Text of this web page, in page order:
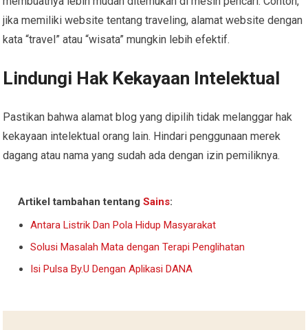
jika memiliki website tentang traveling, alamat website dengan
kata “travel” atau “wisata” mungkin lebih efektif.
Lindungi Hak Kekayaan Intelektual
Pastikan bahwa alamat blog yang dipilih tidak melanggar hak
kekayaan intelektual orang lain. Hindari penggunaan merek
dagang atau nama yang sudah ada dengan izin pemiliknya.
Artikel tambahan tentangSains:
Antara Listrik Dan Pola Hidup Masyarakat
Solusi Masalah Mata dengan Terapi Penglihatan
Isi Pulsa By.U Dengan Aplikasi DANA